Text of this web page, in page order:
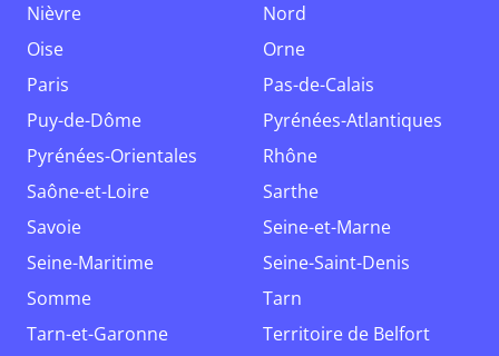
Nièvre
Nord
Oise
Orne
Paris
Pas-de-Calais
Puy-de-Dôme
Pyrénées-Atlantiques
Pyrénées-Orientales
Rhône
Saône-et-Loire
Sarthe
Savoie
Seine-et-Marne
Seine-Maritime
Seine-Saint-Denis
Somme
Tarn
Tarn-et-Garonne
Territoire de Belfort